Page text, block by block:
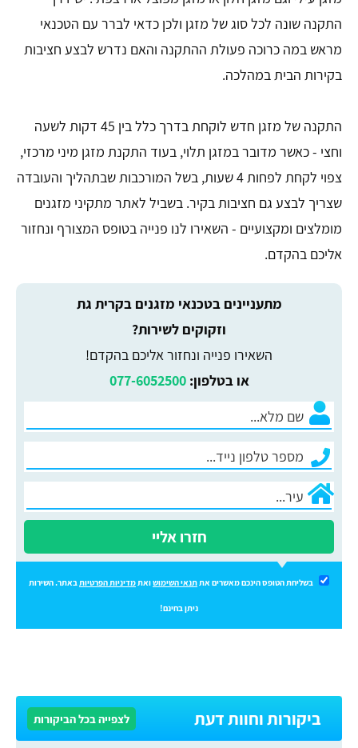
התקנה שונה לכל סוג של מזגן ולכן כדאי לברר עם הטכנאי
מראש במה כרוכה פעולת ההתקנה והאם נדרש לבצע חציבות
בקירות הבית במהלכה.
התקנה של מזגן חדש לוקחת בדרך כלל בין 45 דקות לשעה
וחצי - כאשר מדובר במזגן תלוי, בעוד התקנת מזגן מיני מרכזי,
צפוי לקחת לפחות 4 שעות, בשל המורכבות שבתהליך והעובדה
שצריך לבצע גם חציבות בקיר. בשביל לאתר מתקיני מזגנים
מומלצים ומקצועיים - השאירו לנו פנייה בטופס המצורף ונחזור
אליכם בהקדם.
מתעניינים בטכנאי מזגנים בקרית גת
וזקוקים לשירות?
השאירו פנייה ונחזור אליכם בהקדם!
או בטלפון:077-6052500
חזרו אליי
בשליחת הטופס הינכם מאשרים אתתנאי השימושואתמדיניות הפרטיותבאתר. השירות
ניתן בחינם!
ביקורות וחוות דעת לצפייה בכל הביקורות